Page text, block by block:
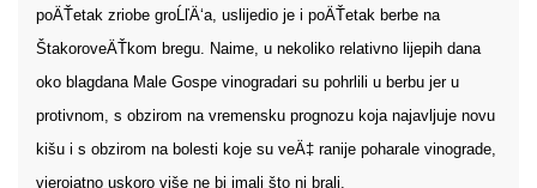
poÄŤetak zriobe groĹľÄ‘a, uslijedio je i poÄŤetak berbe na
ŠtakoroveÄŤkom bregu. Naime, u nekoliko relativno lijepih dana
oko blagdana Male Gospe vinogradari su pohrlili u berbu jer u
protivnom, s obzirom na vremensku prognozu koja najavljuje novu
kišu i s obzirom na bolesti koje su veÄ‡ ranije poharale vinograde,
vjerojatno uskoro više ne bi imali što ni brali.